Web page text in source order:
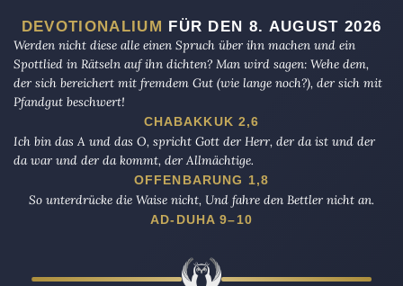
DEVOTIONALIUM FÜR DEN 8. AUGUST 2026
Werden nicht diese alle einen Spruch über ihn machen und ein
Spottlied in Rätseln auf ihn dichten? Man wird sagen: Wehe dem,
der sich bereichert mit fremdem Gut (wie lange noch?), der sich mit
Pfandgut beschwert!
CHABAKKUK 2,6
Ich bin das A und das O, spricht Gott der Herr, der da ist und der
da war und der da kommt, der Allmächtige.
OFFENBARUNG 1,8
So unterdrücke die Waise nicht, Und fahre den Bettler nicht an.
AD-DUHA 9–10